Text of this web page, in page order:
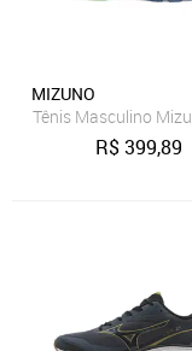
MIZUNO
Tênis Masculino
R$399,89